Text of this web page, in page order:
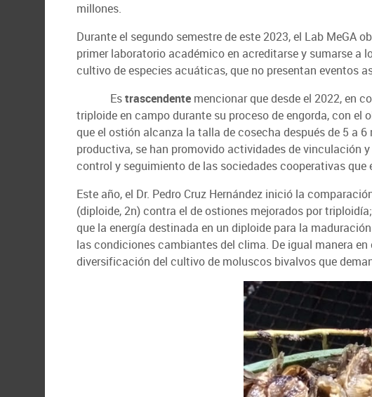
millones.
Durante el segundo semestre de este 2023, el Lab MeGA
primer laboratorio académico en acreditarse y sumarse a
cultivo de especies acuáticas, que no presentan eventos
Estrascendente mencionar que desde el 2022, en
triploide en campo durante su proceso de engorda, con el
que el ostión alcanza la talla de cosecha después de 5 a 6
productiva, se han promovido actividades de vinculación
control y seguimiento de las sociedades cooperativas
Este año, el Dr. Pedro Cruz Hernández inició la
(diploide, 2n) contra el de ostiones mejorados por triploidía;
que la energía destinada en un diploide para la
las condiciones cambiantes del clima. De igual manera
diversificación del cultivo de moluscos bivalvos que